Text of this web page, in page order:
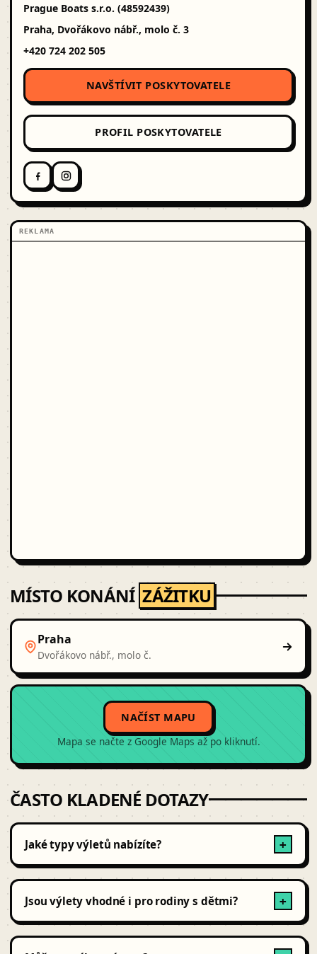
Prague Boats s.r.o. (48592439)
Praha, Dvořákovo nábř., molo č. 3
+420 724 202 505
NAVŠTÍVIT POSKYTOVATELE
PROFIL POSKYTOVATELE
REKLAMA
MÍSTO KONÁNÍ ZÁŽITKU
Praha
Dvořákovo nábř., molo č.
NAČÍST MAPU
Mapa se načte z Google Maps až po kliknutí.
ČASTO KLADENÉ DOTAZY
Jaké typy výletů nabízíte? +
Nabízíme exkurze, vyhlídkové plavby po Vltavě,
cyklovýlety s průvodcem, speciální tematické túry po
Praze a okolí.
Jsou výlety vhodné i pro rodiny s dětmi? +
Ano, některé výlety jsou rodinné a vhodné i pro malé